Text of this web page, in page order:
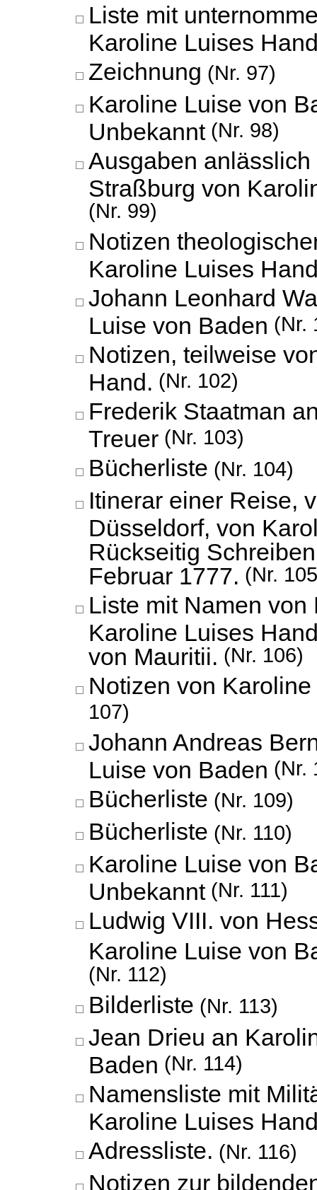
Liste mit
Karoline Luises
Zeichnung (Nr. 97)
Karoline Luise von
Unbekannt (Nr. 98)
Ausgaben
Straßburg von
(Nr. 99)
Notizen
Karoline Luises
Johann Leonhard
Luise von Baden (Nr.
Notizen, teilweise
Hand. (Nr. 102)
Frederik Staatman
Treuer (Nr. 103)
Bücherliste (Nr. 104)
Itinerar einer Reise,
Düsseldorf, von
Rückseitig
Februar 1777. (Nr.
Liste mit Namen von
Karoline Luises
von Mauritii.
(Nr. 106)
Notizen von
107)
Johann Andreas
Luise von Baden (Nr.
Bücherliste (Nr. 109)
Bücherliste (Nr. 110)
Karoline Luise von
Unbekannt (Nr. 111)
Ludwig VIII. von
Karoline Luise von
(Nr. 112)
Bilderliste (Nr. 113)
Jean Drieu an
Baden (Nr. 114)
Namensliste mit
Karoline Luises
Adressliste. (Nr. 116)
Notizen zur